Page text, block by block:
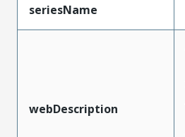
seriesName
webDescription